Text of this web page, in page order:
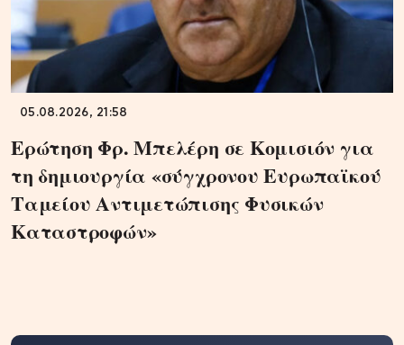
05.08.2026, 21:58
Ερώτηση Φρ. Μπελέρη σε Κομισιόν για
τη δημιουργία «σύγχρονου Ευρωπαϊκού
Ταμείου Αντιμετώπισης Φυσικών
Καταστροφών»